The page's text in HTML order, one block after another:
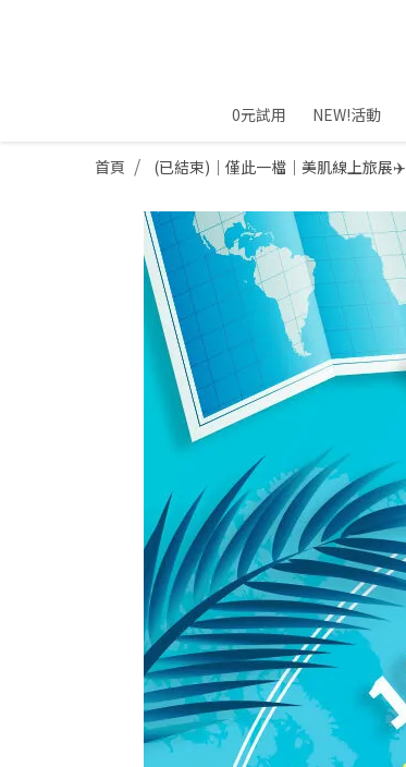
0元試用 NEW!活動
首頁 (已結束)｜僅此一檔｜美肌線上旅展✈️